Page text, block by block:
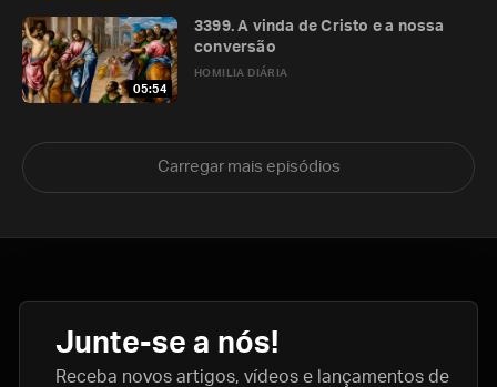
05:54
HOMILIA DIÁRIA
3399. A vinda de Cristo e a nossa
conversão
Carregar mais episódios
Junte-se a nós!
Receba novos artigos, vídeos e lançamentos de